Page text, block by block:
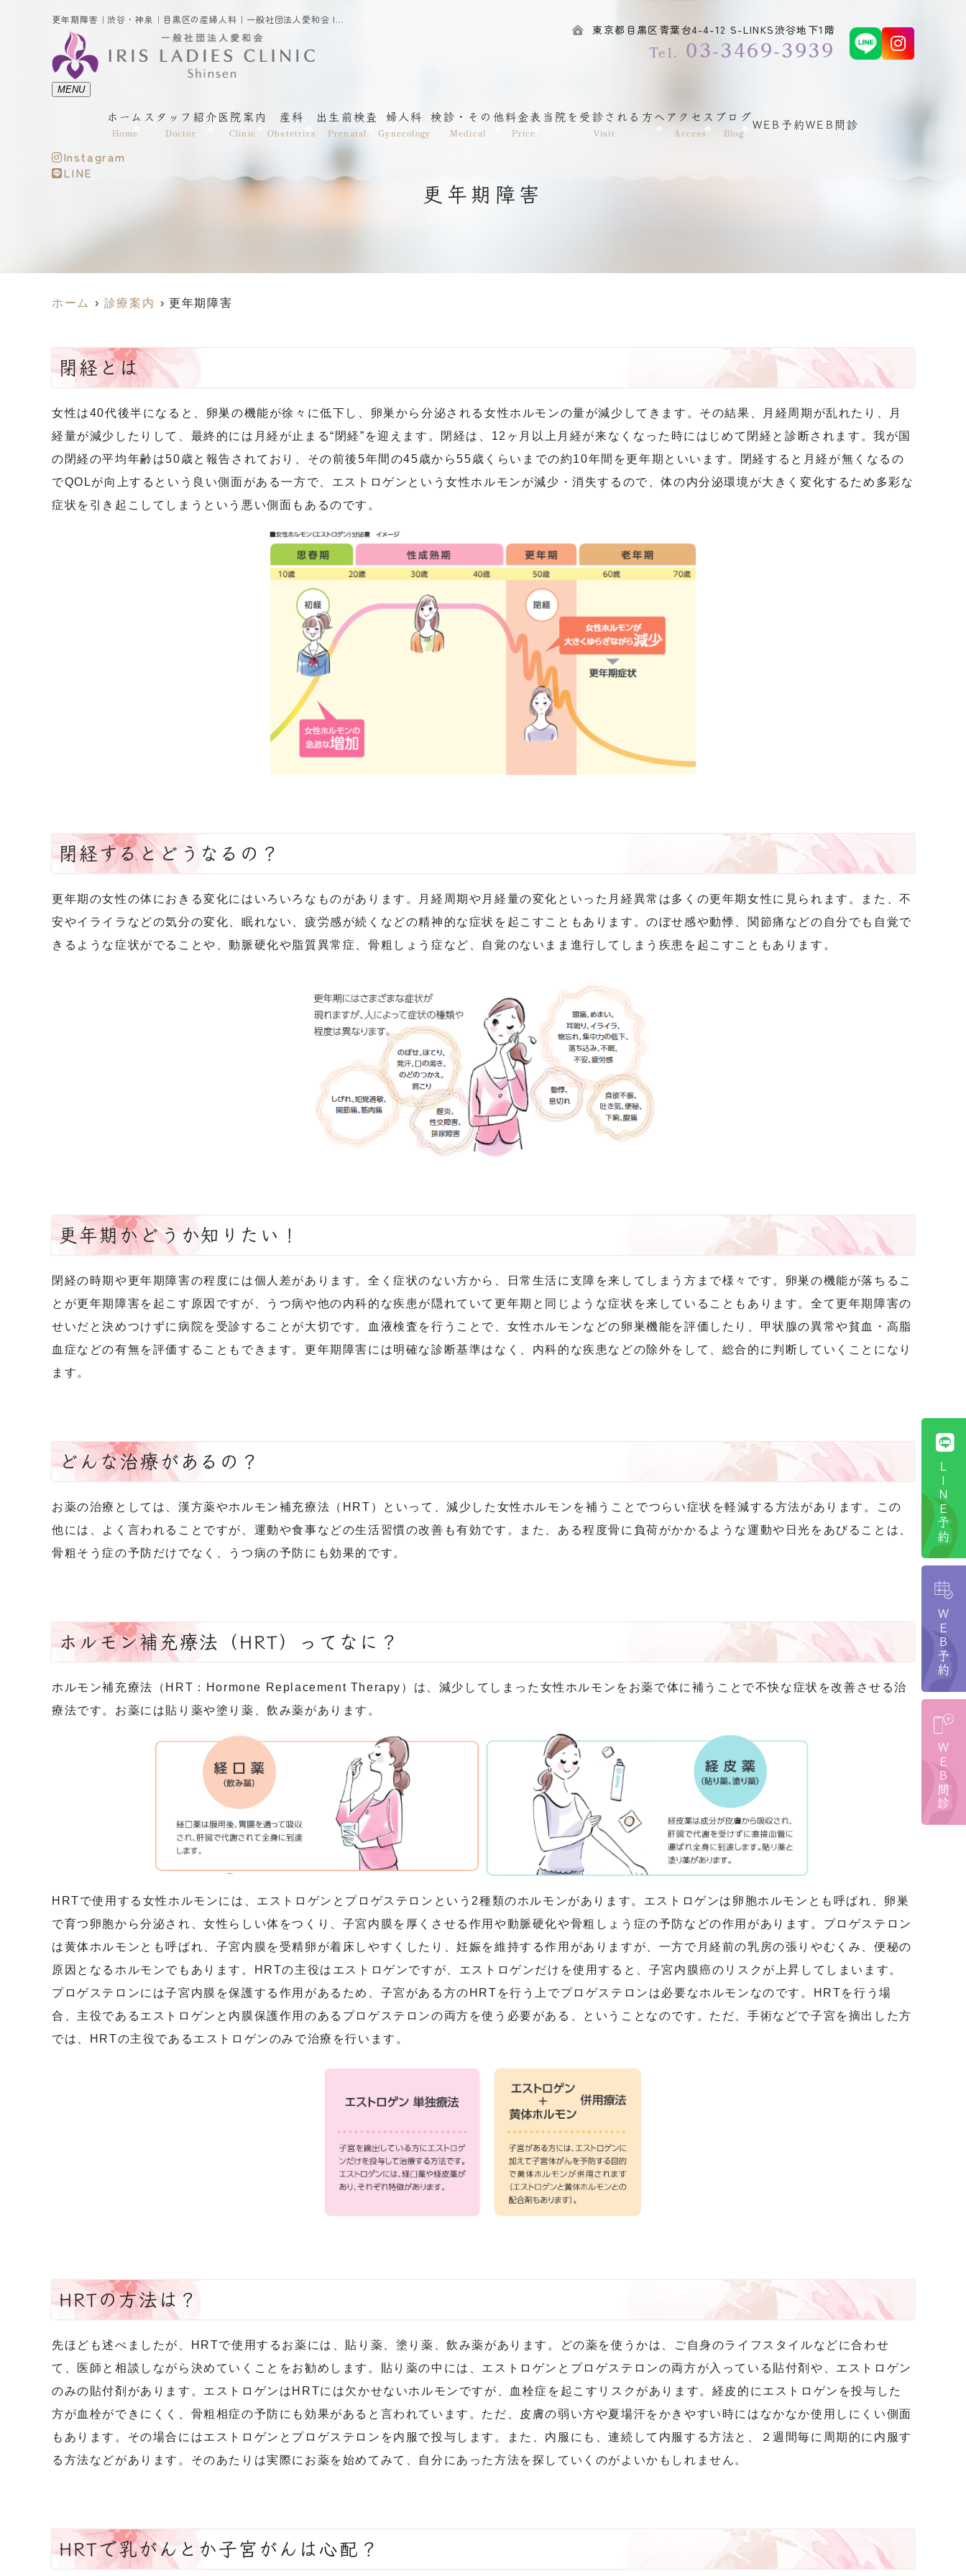
更年期障害｜渋谷・神泉｜目黒区の産婦人科｜一般社団法人愛和会 IRISレディースクリニック神泉
東京都目黒区青葉台4-4-12 S-LINKS渋谷地下1階
Tel. 03-3469-3939
MENU
ホーム
Home
スタッフ紹介
Doctor
医院案内
Clinic
産科
Obstetrics
出生前検査
Prenatal
婦人科
Gynecology
検診・その他
Medical
料金表
Price
当院を受診される方へ
Visit
アクセス
Access
ブログ
Blog
WEB予約 WEB問診
Instagram
LINE
ＬＩＮＥ予約
ＷＥＢ予約
ＷＥＢ問診
更年期障害
ホーム 診療案内 更年期障害
閉経とは
女性は40代後半になると、卵巣の機能が徐々に低下し、卵巣から分泌される女性ホルモンの量が減少してきます。その結果、月経周期が乱れたり、月
経量が減少したりして、最終的には月経が止まる“閉経”を迎えます。閉経は、12ヶ月以上月経が来なくなった時にはじめて閉経と診断されます。我が国
の閉経の平均年齢は50歳と報告されており、その前後5年間の45歳から55歳くらいまでの約10年間を更年期といいます。閉経すると月経が無くなるの
でQOLが向上するという良い側面がある一方で、エストロゲンという女性ホルモンが減少・消失するので、体の内分泌環境が大きく変化するため多彩な
症状を引き起こしてしまうという悪い側面もあるのです。
閉経するとどうなるの？
更年期の女性の体におきる変化にはいろいろなものがあります。月経周期や月経量の変化といった月経異常は多くの更年期女性に見られます。また、不
安やイライラなどの気分の変化、眠れない、疲労感が続くなどの精神的な症状を起こすこともあります。のぼせ感や動悸、関節痛などの自分でも自覚で
きるような症状がでることや、動脈硬化や脂質異常症、骨粗しょう症など、自覚のないまま進行してしまう疾患を起こすこともあります。
更年期かどうか知りたい！
閉経の時期や更年期障害の程度には個人差があります。全く症状のない方から、日常生活に支障を来してしまう方まで様々です。卵巣の機能が落ちるこ
とが更年期障害を起こす原因ですが、うつ病や他の内科的な疾患が隠れていて更年期と同じような症状を来していることもあります。全て更年期障害の
せいだと決めつけずに病院を受診することが大切です。血液検査を行うことで、女性ホルモンなどの卵巣機能を評価したり、甲状腺の異常や貧血・高脂
血症などの有無を評価することもできます。更年期障害には明確な診断基準はなく、内科的な疾患などの除外をして、総合的に判断していくことになり
ます。
どんな治療があるの？
お薬の治療としては、漢方薬やホルモン補充療法（HRT）といって、減少した女性ホルモンを補うことでつらい症状を軽減する方法があります。この
他には、よく言われることですが、運動や食事などの生活習慣の改善も有効です。また、ある程度骨に負荷がかかるような運動や日光をあびることは、
骨粗そう症の予防だけでなく、うつ病の予防にも効果的です。
ホルモン補充療法（HRT）ってなに？
ホルモン補充療法（HRT：Hormone Replacement Therapy）は、減少してしまった女性ホルモンをお薬で体に補うことで不快な症状を改善させる治
療法です。お薬には貼り薬や塗り薬、飲み薬があります。
HRTで使用する女性ホルモンには、エストロゲンとプロゲステロンという2種類のホルモンがあります。エストロゲンは卵胞ホルモンとも呼ばれ、卵巣
で育つ卵胞から分泌され、女性らしい体をつくり、子宮内膜を厚くさせる作用や動脈硬化や骨粗しょう症の予防などの作用があります。プロゲステロン
は黄体ホルモンとも呼ばれ、子宮内膜を受精卵が着床しやすくしたり、妊娠を維持する作用がありますが、一方で月経前の乳房の張りやむくみ、便秘の
原因となるホルモンでもあります。HRTの主役はエストロゲンですが、エストロゲンだけを使用すると、子宮内膜癌のリスクが上昇してしまいます。
プロゲステロンには子宮内膜を保護する作用があるため、子宮がある方のHRTを行う上でプロゲステロンは必要なホルモンなのです。HRTを行う場
合、主役であるエストロゲンと内膜保護作用のあるプロゲステロンの両方を使う必要がある、ということなのです。ただ、手術などで子宮を摘出した方
では、HRTの主役であるエストロゲンのみで治療を行います。
HRTの方法は？
先ほども述べましたが、HRTで使用するお薬には、貼り薬、塗り薬、飲み薬があります。どの薬を使うかは、ご自身のライフスタイルなどに合わせ
て、医師と相談しながら決めていくことをお勧めします。貼り薬の中には、エストロゲンとプロゲステロンの両方が入っている貼付剤や、エストロゲン
のみの貼付剤があります。エストロゲンはHRTには欠かせないホルモンですが、血栓症を起こすリスクがあります。経皮的にエストロゲンを投与した
方が血栓ができにくく、骨粗相症の予防にも効果があると言われています。ただ、皮膚の弱い方や夏場汗をかきやすい時にはなかなか使用しにくい側面
もあります。その場合にはエストロゲンとプロゲステロンを内服で投与します。また、内服にも、連続して内服する方法と、２週間毎に周期的に内服す
る方法などがあります。そのあたりは実際にお薬を始めてみて、自分にあった方法を探していくのがよいかもしれません。
HRTで乳がんとか子宮がんは心配？